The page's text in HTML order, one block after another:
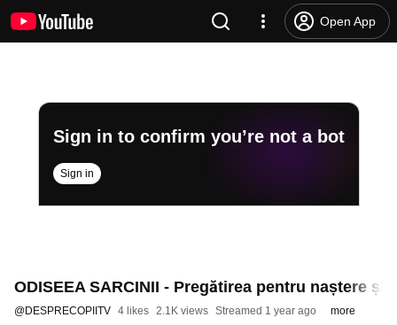
Open App
Sign in to confirm you’re not a bot
Sign in
ODISEEA SARCINII - Pregătirea pentru naștere și
@DESPRECOPIITV 4 likes 2.1K views Streamed 1 year ago more